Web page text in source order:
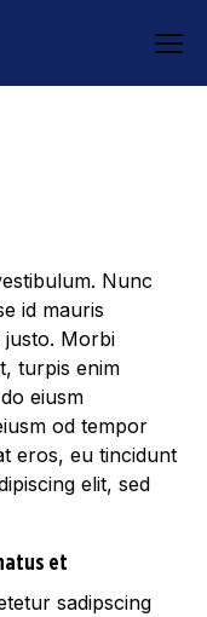
Nunc
id mauris
justo. Morbi
turpis enim
eiusm
od tempor
eros, eu tincidunt
elit, sed
et
sadipscing